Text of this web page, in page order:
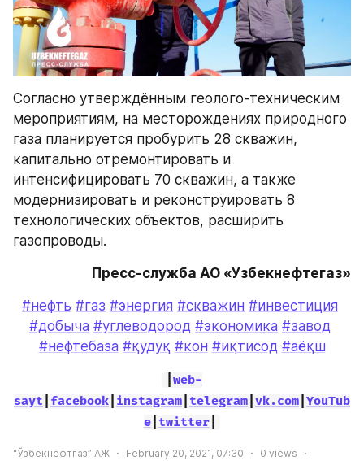
Согласно утверждённым геолого-техническим
мероприятиям, на месторождениях природного
газа планируется пробурить 28 скважин,
капитально отремонтировать и
интенсифицировать 70 скважин, а также
модернизировать и реконструировать 8
технологических объектов, расширить
газопроводы.
Пресс-служба АО «Узбекнефтегаз»
#нефть #газ #энергия #скважин #инвестиция
#добыча #углеводород #экономика #завод
#нефтебаза #қудуқ #кон #иқтисод #аёқш
web-
sayt facebook instagram telegram vk.com YouTub
e| twitter|
“Ўзбекнефтгаз” АЖ February 20, 2021, 07:30 0 views